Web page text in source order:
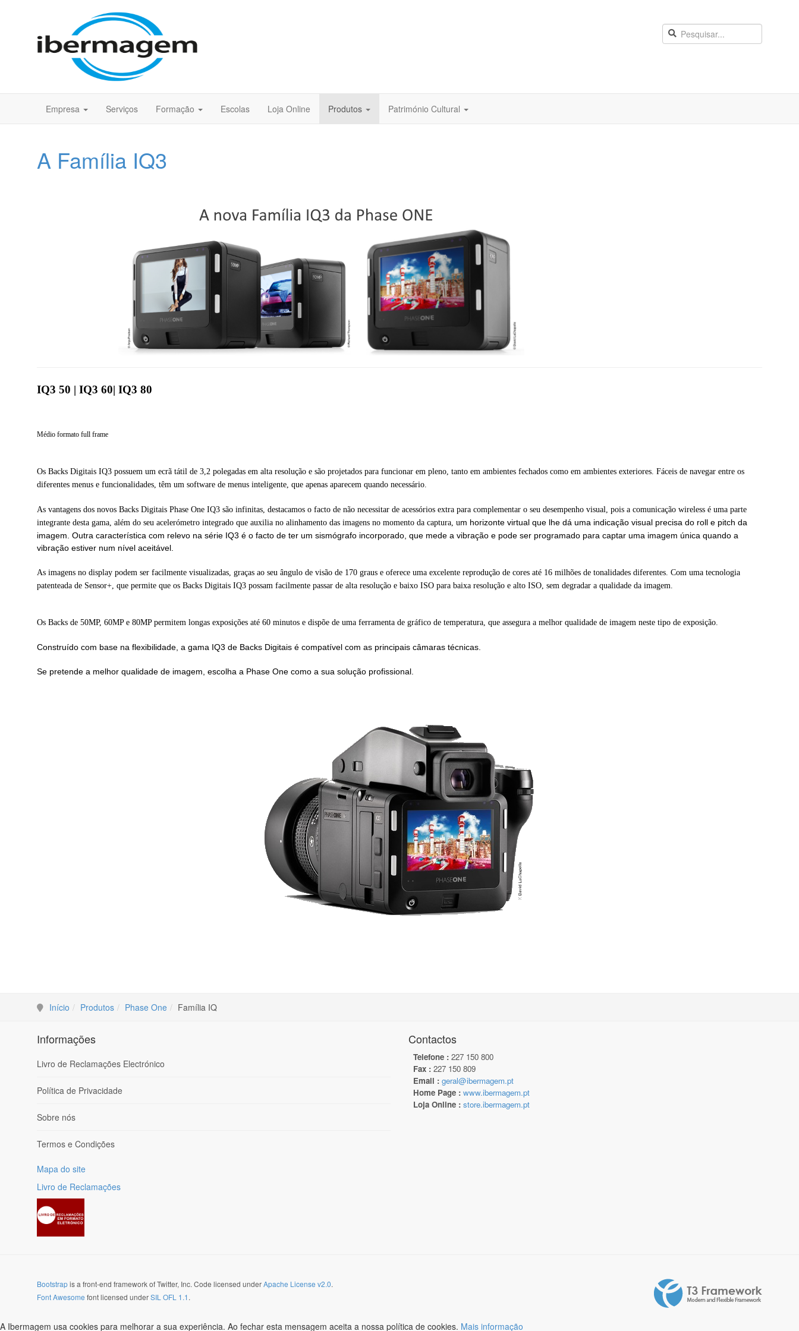
Empresa Serviços Formação Escolas Loja Online Produtos Património Cultural
A Família IQ3
IQ3 50 | IQ3 60| IQ3 80
Médio formato full frame
Os Backs Digitais IQ3 possuem um ecrã tátil de 3,2 polegadas em alta resolução e são projetados para funcionar em pleno, tanto em ambientes fechados como em ambientes exteriores. Fáceis de navegar entre os
diferentes menus e funcionalidades, têm um software de menus inteligente, que apenas aparecem quando necessário.
As vantagens dos novos Backs Digitais Phase One IQ3 são infinitas, destacamos o facto de não necessitar de acessórios extra para complementar o seu desempenho visual, pois a comunicação wireless é uma parte
integrante desta gama, além do seu acelerómetro integrado que auxilia no alinhamento das imagens no momento da captura, um horizonte virtual que lhe dá uma indicação visual precisa do roll e pitch da
imagem. Outra característica com relevo na série IQ3 é o facto de ter um sismógrafo incorporado, que mede a vibração e pode ser programado para captar uma imagem única quando a
vibração estiver num nível aceitável.
As imagens no display podem ser facilmente visualizadas, graças ao seu ângulo de visão de 170 graus e oferece uma excelente reprodução de cores até 16 milhões de tonalidades diferentes. Com uma tecnologia
patenteada de Sensor+, que permite que os Backs Digitais IQ3 possam facilmente passar de alta resolução e baixo ISO para baixa resolução e alto ISO, sem degradar a qualidade da imagem.
Os Backs de 50MP, 60MP e 80MPpermitem longas exposições até 60 minutos e dispõe de uma ferramenta de gráfico de temperatura, que assegura a melhor qualidade de imagem neste tipo de exposição.
Construído com base na flexibilidade, a gama IQ3 de Backs Digitais é compatível com as principais câmaras técnicas.
Se pretende a melhor qualidade de imagem, escolha a Phase One como a sua solução profissional.
Início Produtos Phase One Família IQ
Informações
Livro de Reclamações Electrónico
Política de Privacidade
Sobre nós
Termos e Condições
Mapa do site
Livro de Reclamações
Contactos
Telefone : 227 150 800
Fax : 227 150 809
Email : geral@ibermagem.pt
Home Page : www.ibermagem.pt
Loja Online : store.ibermagem.pt
Bootstrapis a front-end framework of Twitter, Inc. Code licensed underApache License v2.0.
Font Awesome font licensed underSIL OFL 1.1.
A Ibermagem usa cookies para melhorar a sua experiência. Ao fechar esta mensagem aceita a nossa política de cookies. Mais informação